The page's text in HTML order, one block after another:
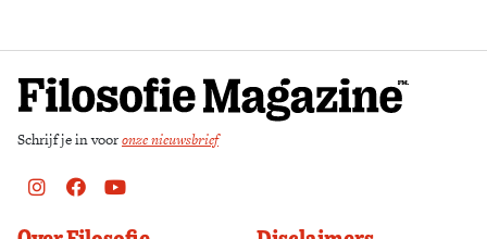
Schrijf je in vooronze nieuwsbrief
Instagram
FacebookYoutube